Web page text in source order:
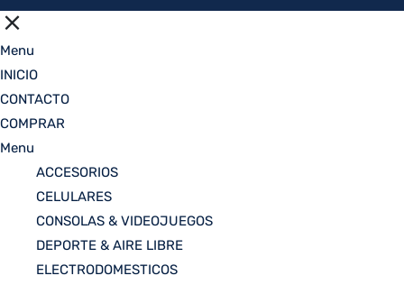
Menu
INICIO
CONTACTO
COMPRAR
Menu
ACCESORIOS
CELULARES
CONSOLAS & VIDEOJUEGOS
DEPORTE & AIRE LIBRE
ELECTRODOMESTICOS